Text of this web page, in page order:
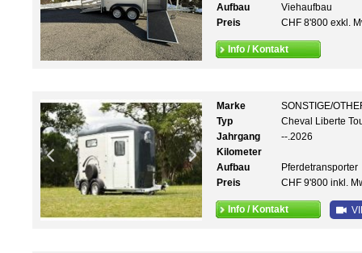
Aufbau
Viehaufbau
Preis
CHF 8'800 exkl.
Info / Kontakt
Marke
SONSTIGE/
Typ
Cheval Liberte
Jahrgang
--.2026
Kilometer
Aufbau
Pferdetransporter
Preis
CHF 9'800 inkl.
Info / Kontakt